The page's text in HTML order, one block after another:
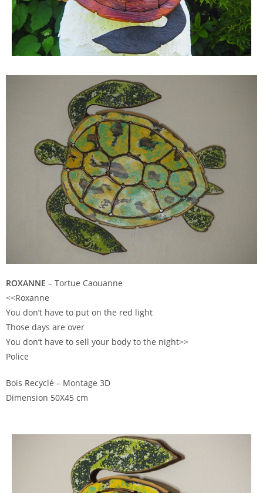
ROXANNE – Tortue Caouanne
<<Roxanne
You don’t have to put on the red light
Those days are over
You don’t have to sell your body to the night>>
Police
Bois Recyclé – Montage 3D
Dimension 50X45 cm